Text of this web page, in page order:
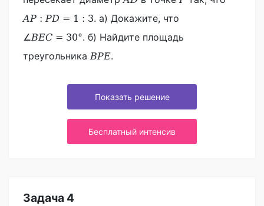
AP : PD = 1 : 3. а) Докажите, что
∠BEC = 30°. б) Найдите площадь
треугольникаBPE.
Показать решение
Бесплатный интенсив
Задача 4